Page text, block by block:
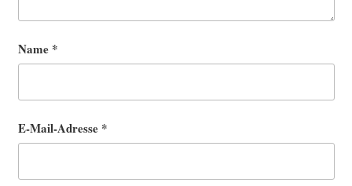
Name *
E-Mail-Adresse *